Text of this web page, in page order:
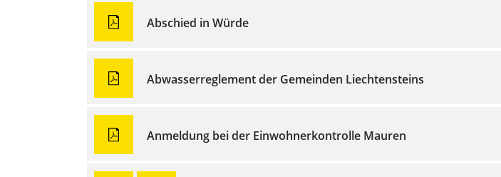
Abschied in Würde
Abwasserreglement der Gemeinden Liechtensteins
Anmeldung bei der Einwohnerkontrolle Mauren